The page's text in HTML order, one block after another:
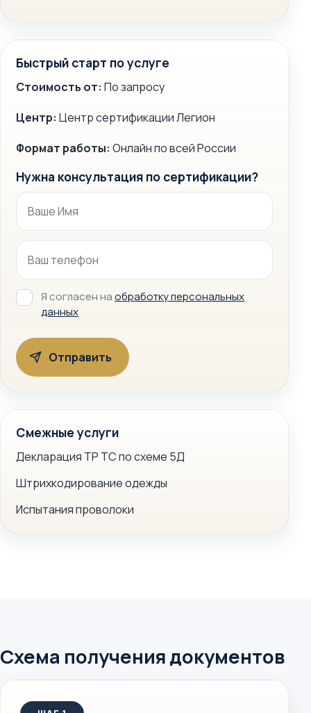
Быстрый старт по услуге
Стоимость от: По запросу
Центр: Центр сертификации Легион
Формат работы: Онлайн по всей России
Нужна консультация по сертификации?
Я согласен наобработку персональных
данных
Смежные услуги
Декларация ТР ТС по схеме 5Д
Штрихкодирование одежды
Испытания проволоки
Схема получения документов